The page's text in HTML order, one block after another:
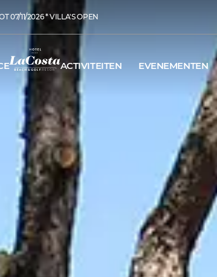
07/11/2026 * VILLA'S OPEN
ACTIVITEITEN EVENEMENTEN